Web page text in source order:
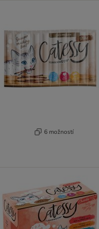
6 možností